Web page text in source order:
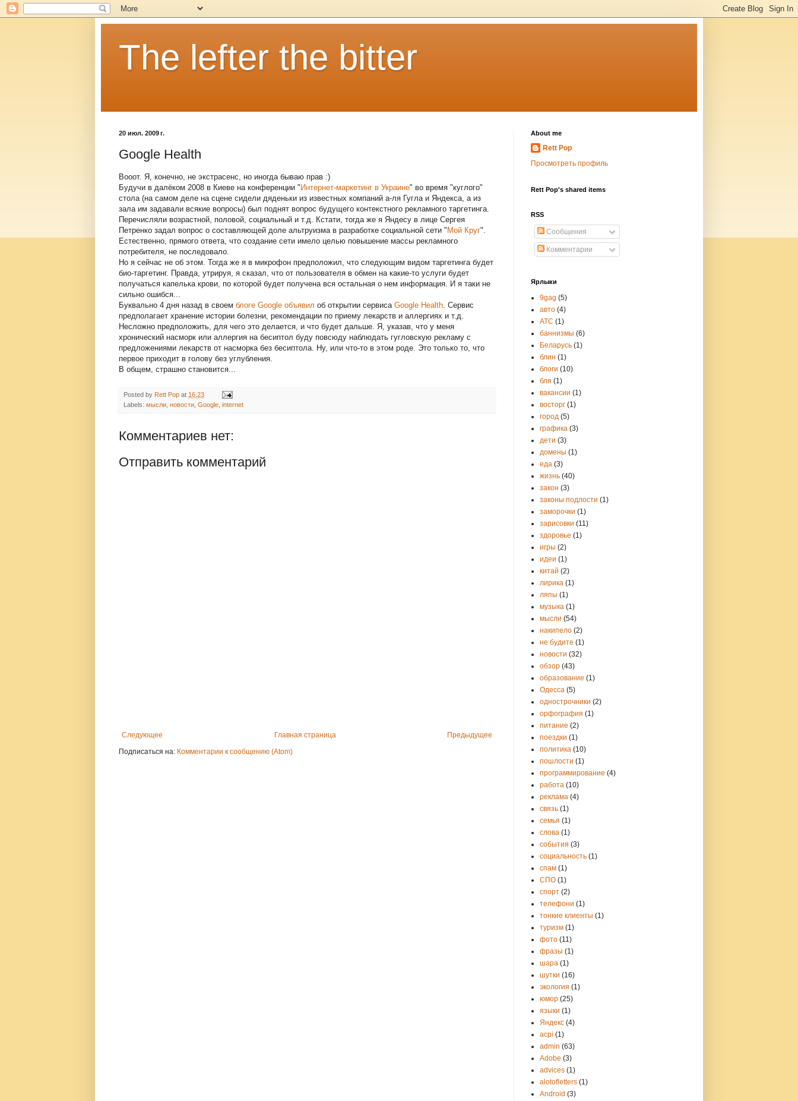
The lefter the bitter
20 июл. 2009 г.
Google Health
Вооот. Я, конечно, не экстрасенс, но иногда бываю прав :)
Будучи в далёком 2008 в Киеве на конференции "Интернет-маркетинг в Украине" во время "куглого"
стола (на самом деле на сцене сидели дяденьки из известных компаний а-ля Гугла и Яндекса, а из
зала им задавали всякие вопросы) был поднят вопрос будущего контекстного рекламного таргетинга.
Перечисляли возрастной, половой, социальный и т.д. Кстати, тогда же я Яндесу в лице Сергея
Петренко задал вопрос о составляющей доле альтруизма в разработке социальной сети "Мой Круг".
Естественно, прямого ответа, что создание сети имело целью повышение массы рекламного
потребителя, не последовало.
Но я сейчас не об этом. Тогда же я в микрофон предположил, что следующим видом таргетинга будет
био-таргетинг. Правда, утрируя, я сказал, что от пользователя в обмен на какие-то услуги будет
получаться капелька крови, по которой будет получена вся остальная о нем информация. И я таки не
сильно ошибся...
Буквально 4 дня назад в своем блоге Google объявил об открытии сервиса Google Health . Сервис
предполагает хранение истории болезни, рекомендации по приему лекарств и аллергиях и т.д.
Несложно предположить, для чего это делается, и что будет дальше. Я, указав, что у меня
хронический насморк или аллергия на бесиптол буду повсюду наблюдать гугловскую рекламу с
предложениями лекарств от насморка без бесиптола. Ну, или что-то в этом роде. Это только то, что
первое приходит в голову без углубления.
В общем, страшно становится...
Posted by Rett Pop at 16:23
Labels: мысли новости Google internet
Комментариев нет:
Отправить комментарий
Следующее Предыдущее
Главная страница
Подписаться на: Комментарии к сообщению (Atom)
About me
Rett Pop
Просмотреть профиль
Rett Pop's shared items
RSS
Сообщения
Комментарии
Ярлыки
9gag (5)
авто (4)
АТС (1)
баннизмы (6)
Беларусь (1)
блин (1)
блоги (10)
бля (1)
вакансии (1)
восторг (1)
город (5)
графика (3)
дети (3)
домены (1)
еда (3)
жизнь (40)
закон (3)
законы подлости (1)
заморочки (1)
зарисовки (11)
здоровье (1)
игры (2)
идеи (1)
китай (2)
лирика (1)
ляпы (1)
музыка (1)
мысли (54)
накипело (2)
не будите (1)
новости (32)
обзор (43)
образование (1)
Одесса (5)
однострочники (2)
орфография (1)
питание (2)
поездки (1)
политика (10)
пошлости (1)
программирование (4)
работа (10)
реклама (4)
связь (1)
семья (1)
слова (1)
события (3)
социальность (1)
спам (1)
СПО (1)
спорт (2)
телефони (1)
тонкие клиенты (1)
туризм (1)
фото (11)
фразы (1)
шара (1)
шутки (16)
экология (1)
юмор (25)
языки (1)
Яндекс (4)
acpi (1)
admin (63)
Adobe (3)
advices (1)
alotofletters (1)
Android (3)